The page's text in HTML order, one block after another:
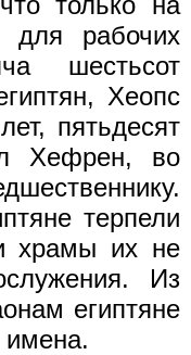
для рабочих
шестьсот
Хеопс
пятьдесят
Хефрен, во
терпели
храмы их не
Из
египтяне
имена.